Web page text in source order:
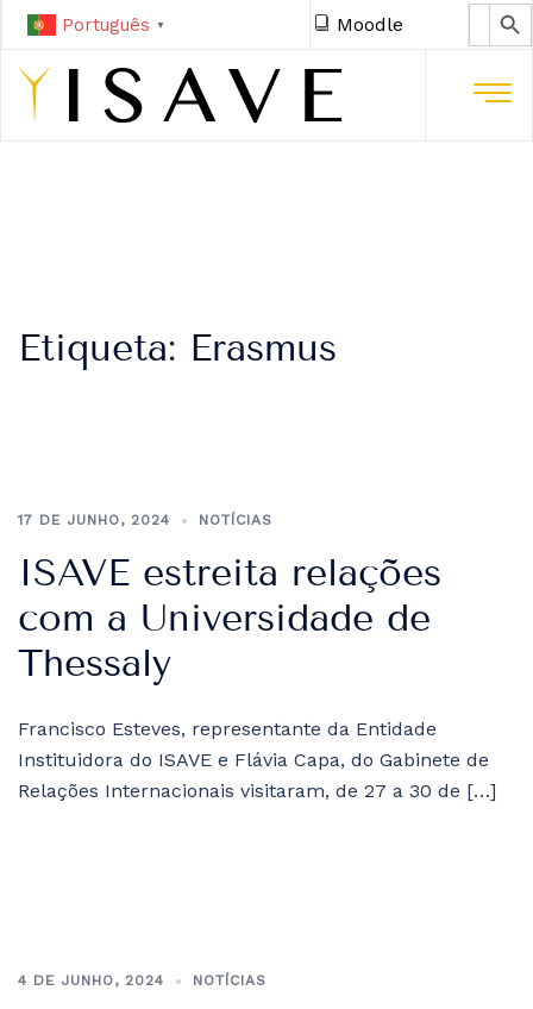
Português ▼ Moodle
Search
Etiqueta: Erasmus
17 DE JUNHO, 2024 NOTÍCIAS
ISAVE estreita relações
com a Universidade de
Thessaly
Francisco Esteves, representante da Entidade
Instituidora do ISAVE e Flávia Capa, do Gabinete de
Relações Internacionais visitaram, de 27 a 30 de […]
4 DE JUNHO, 2024 NOTÍCIAS